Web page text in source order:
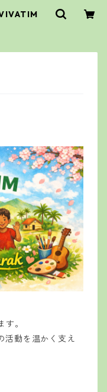
。
活動を温かく支え